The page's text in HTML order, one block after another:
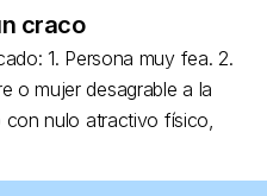
craco
1. Persona muy fea. 2.
o mujer desagrable a la
con nulo atractivo físico,